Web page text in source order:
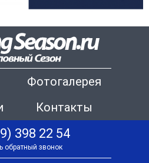
Фотогалерея
Контакты
398 22 54
обратный звонок